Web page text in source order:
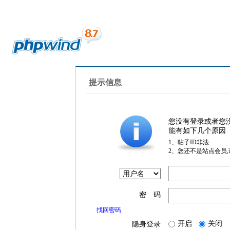
提示信息
您没有登录或者您
能有如下几个原因
1、帖子ID非法
2、您还不是站点会员
密 码
找回密码
隐身登录 开启 关闭